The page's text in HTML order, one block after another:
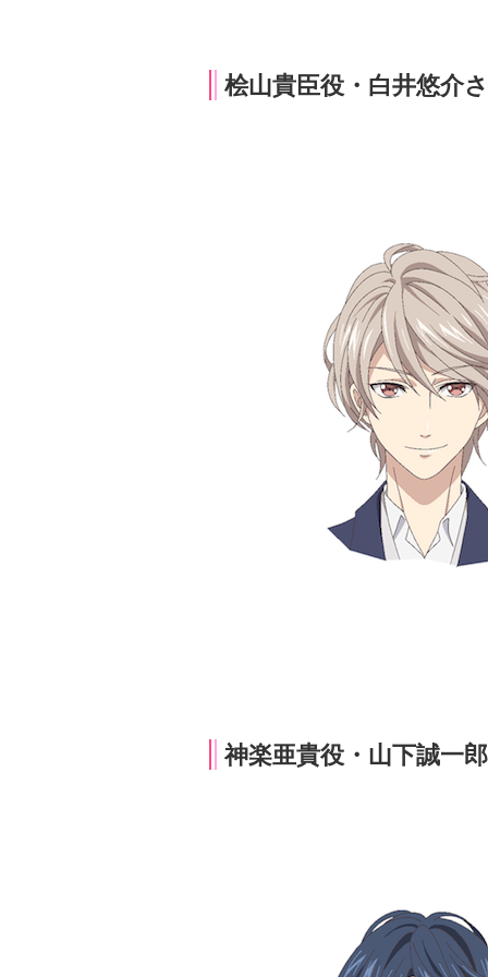
桧山貴臣役・白井悠介
神楽亜貴役・山下誠一